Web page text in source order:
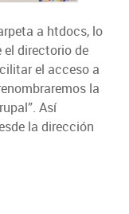
a htdocs, lo
el directorio de
el acceso a
la
Así
la dirección